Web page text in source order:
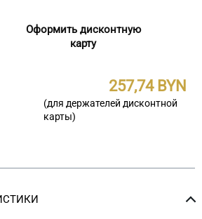
Оформить дисконтную
карту
257,74
(для держателей дисконтной
карты)